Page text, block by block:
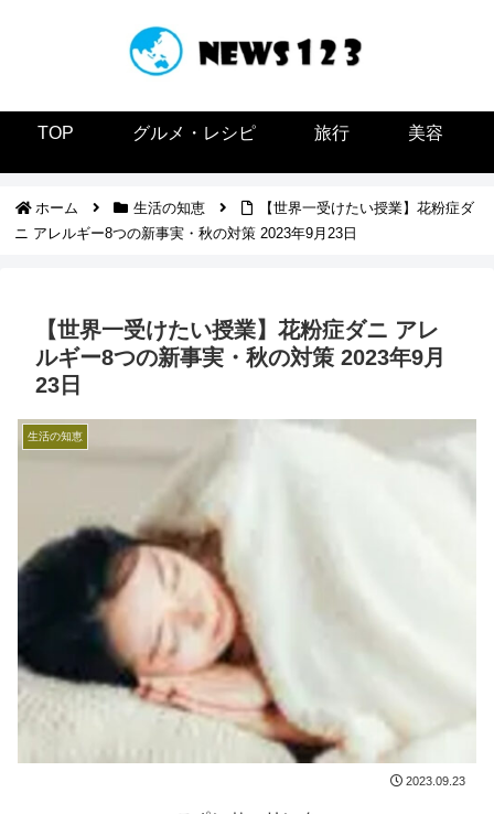
TOP グルメ・レシピ 旅行 美容
ホーム 生活の知恵
【世界一受けたい授業】花粉症ダ
ニ アレルギー8つの新事実・秋の対策 2023年9月23日
【世界一受けたい授業】花粉症ダニ アレ
ルギー8つの新事実・秋の対策 2023年9月
23日
生活の知恵
2023.09.23